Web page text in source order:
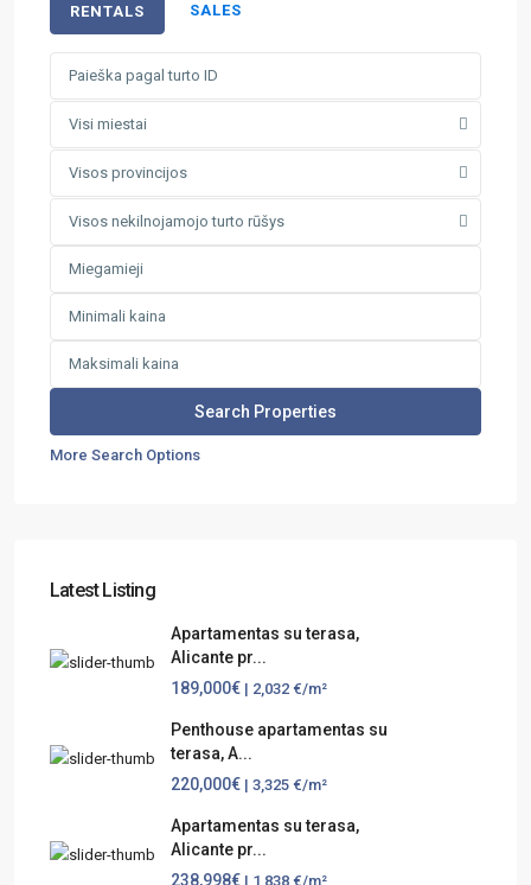
RENTALS SALES
Visi miestai
Visos provincijos
Visos nekilnojamojo turto rūšys
More Search Options
Latest Listing
Apartamentas su terasa,
Alicante pr...
189,000€ | 2,032 €/m²
Penthouse apartamentas su
terasa, A...
220,000€ | 3,325 €/m²
Apartamentas su terasa,
Alicante pr...
238,998€ | 1,838 €/m²